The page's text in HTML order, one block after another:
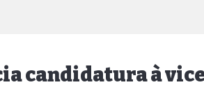
candidatura à